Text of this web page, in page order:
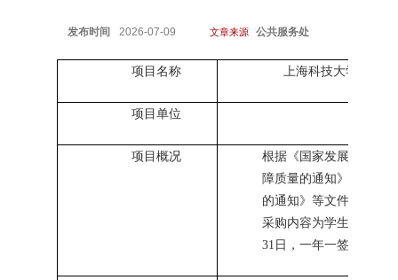
发布时间 2026-07-09 文章来源 公共服务处
项目名称 上海科技大学
项目单位
项目概况
根据《国家发展改革委
障质量的通知》、《关
的通知》等文件要求，
采购内容为学生学平险。
31日，一年一签。